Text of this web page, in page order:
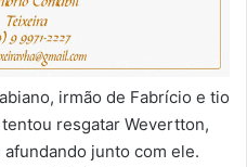
irmão de Fabrício e tio
resgatar Wevertton,
junto com ele.